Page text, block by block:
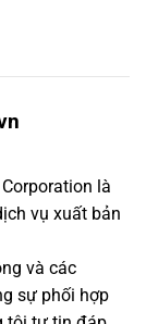
là
vụ xuất bản
và các
sự phối hợp